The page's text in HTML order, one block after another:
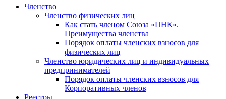
Членство
Членство физических лиц
Как стать членом Союза «ПНК».
Преимущества членства
Порядок оплаты членских взносов для
физических лиц
Членство юридических лиц и индивидуальных
предпринимателей
Порядок оплаты членских взносов для
Корпоративных членов
Реестры